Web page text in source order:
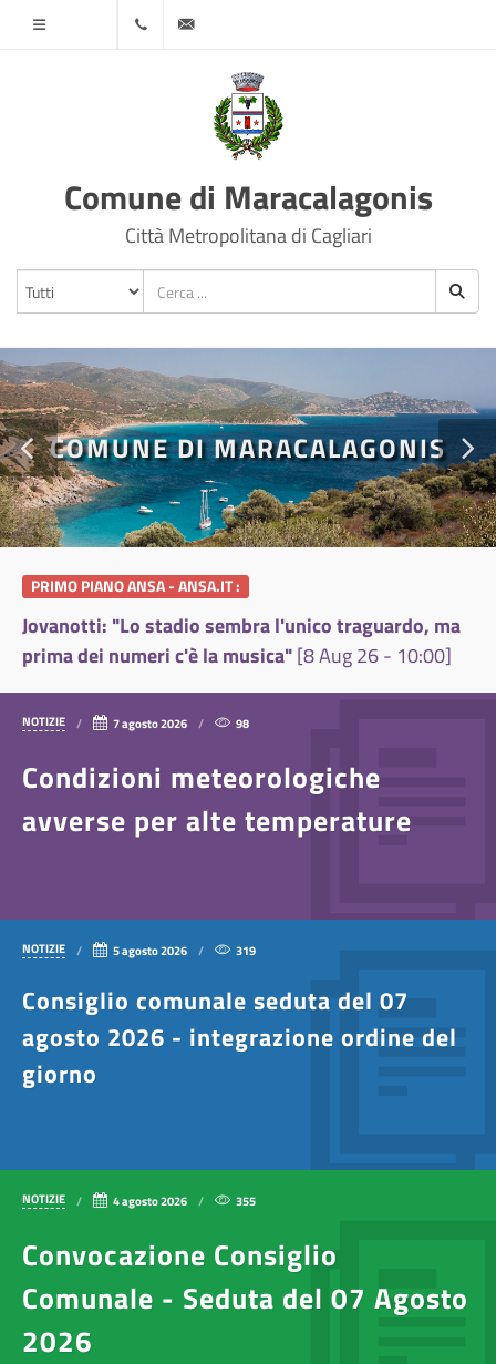
protocollo@comune.maracalagonis.ca.it
Comune di Maracalagonis
Città Metropolitana di Cagliari
COMUNE DI MARACALAGONIS
PRIMO PIANO ANSA - ANSA.IT :
Jovanotti: "Lo stadio sembra l'unico traguardo, ma
prima dei numeri c'è la musica"[8 Aug 26 - 10:00]
NOTIZIE 7 agosto 2026 98
Condizioni meteorologiche
avverse per alte temperature
NOTIZIE 5 agosto 2026 319
Consiglio comunale seduta del 07
agosto 2026 - integrazione ordine del
giorno
NOTIZIE 4 agosto 2026 355
Convocazione Consiglio
Comunale - Seduta del 07 Agosto
2026